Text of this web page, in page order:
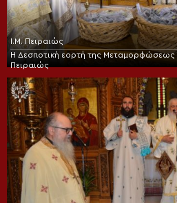
Ι.Μ. Πειραιώς
Η Δεσποτική εορτή της
Πειραιώς